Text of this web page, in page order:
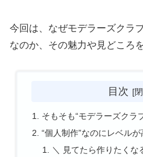
今回は、なぜモデラーズクラ
なのか、その魅力や見どころ
目次
そもそも“モデラーズクラ
“個人制作”なのにレベルが
＼ 見てたら作りたくな